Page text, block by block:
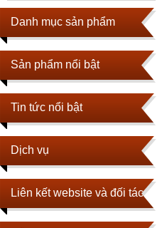
Danh mục sản phẩm
Sản phẩm nổi bật
Tin tức nổi bật
Dịch vụ
Liên kết website và đối tác